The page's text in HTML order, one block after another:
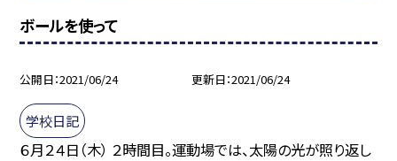
ボールを使って
公開日 2021/06/24 更新日 2021/06/24
学校日記
６月２４日（木） ２時間目。運動場では、太陽の光が照り返し